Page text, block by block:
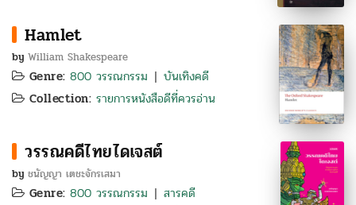
Hamlet
by William Shakespeare
Genre: 800 วรรณกรรม | บันเทิงคดี
Collection: รายการหนังสือดีที่ควรอ่าน
วรรณคดีไทยไดเจสต์
by ชนัญญา เตชะจักรเสมา
Genre: 800 วรรณกรรม | สารคดี